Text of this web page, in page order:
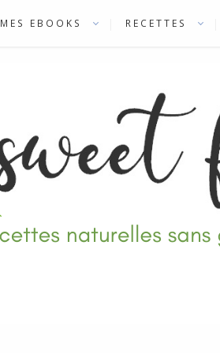
MES EBOOKS RECETTES